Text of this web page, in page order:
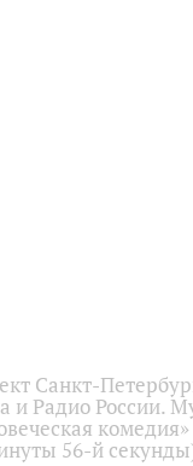
Санкт-
и Радио России.
56-й